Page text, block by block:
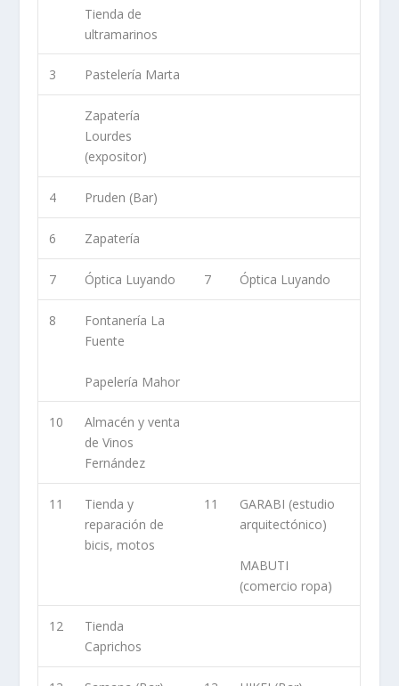
Tienda de
ultramarinos
3 Pastelería Marta
Zapatería
Lourdes
(expositor)
4 Pruden (Bar)
6 Zapatería
7 Óptica Luyando 7 Óptica Luyando
8
Fontanería La
Fuente
Papelería Mahor
10
Almacén y venta
de Vinos
Fernández
11
Tienda y
reparación de
bicis, motos
11
GARABI (estudio
arquitectónico)
MABUTI
(comercio ropa)
12
Tienda
Caprichos